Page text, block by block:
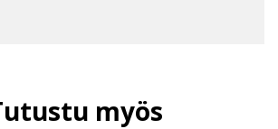
myös